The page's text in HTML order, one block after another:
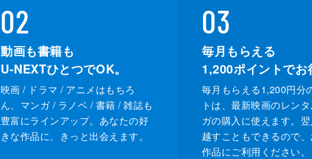
02
動画も書籍も
U-NEXTひとつでOK。
映画 / ドラマ / アニメはもちろ
ん、マンガ / ラノベ / 書籍 / 雑誌も
豊富にラインアップ。あなたの好
きな作品に、きっと出会えます。
03
毎月もらえる
1,200ポイントでお
毎月もらえる1,200円分
トは、最新映画のレン
ガの購入に使えます。
越すこともできるので
作品にご利用ください。